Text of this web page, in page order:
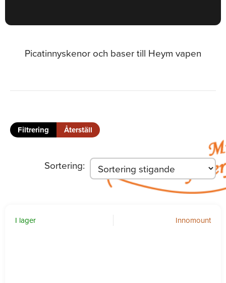
Picatinnyskenor och baser till Heym vapen
Filtrering Återställ
Sortering:
I lager Innomount